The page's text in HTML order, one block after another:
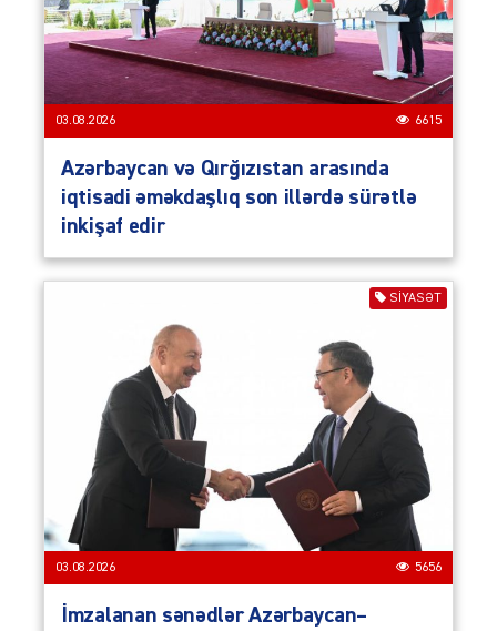
03.08.2026 6615
Azərbaycan və Qırğızıstan arasında
iqtisadi əməkdaşlıq son illərdə sürətlə
inkişaf edir
SIYASƏT
03.08.2026 5656
İmzalanan sənədlər Azərbaycan–